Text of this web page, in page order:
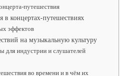
путешествия
в концертах-путешествиях
эффектов
на музыкальную культуру
для индустрии и слушателей
во времени и в чём их